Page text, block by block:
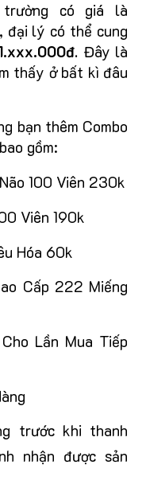
có giá là
đại lý có thể cung
. Đây là
thấy ở bất kì đâu
bạn thêm Combo
gồm:
100 Viên 230k
Viên 190k
Hóa 60k
Cấp 222 Miếng
Lần Mua Tiếp
trước khi thanh
nhận được sản